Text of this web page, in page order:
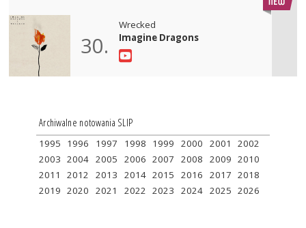
30.
Wrecked
Imagine Dragons
Archiwalne notowania SLIP
1995 1996 1997 1998 1999 2000 2001
2002
2003 2004 2005 2006 2007 2008 2009 2010
2011
2012 2013 2014 2015 2016 2017 2018
2019 2020 2021 2022 2023 2024 2025 2026